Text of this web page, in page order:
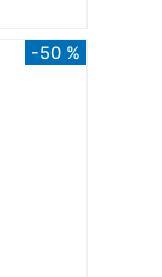
-50 %